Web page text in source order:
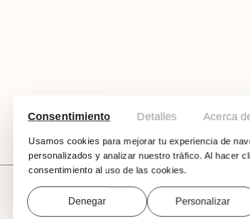
Consentimiento Detalles Acerca
Usamos cookies para mejorar tu experiencia de
personalizados y analizar nuestro tráfico. Al hacer
consentimiento al uso de las cookies.
Denegar Personalizar